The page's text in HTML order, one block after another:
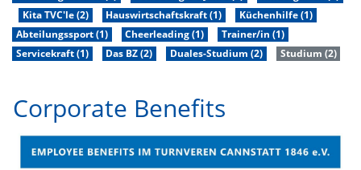
Kita TVC'le (2)
Hauswirtschaftskraft (1)
Küchenhilfe (1)
Abteilungssport (1)
Cheerleading (1)
Trainer/in (1)
Servicekraft (1)
Das BZ (2) Duales-Studium (2) Studium (2)
Corporate Benefits